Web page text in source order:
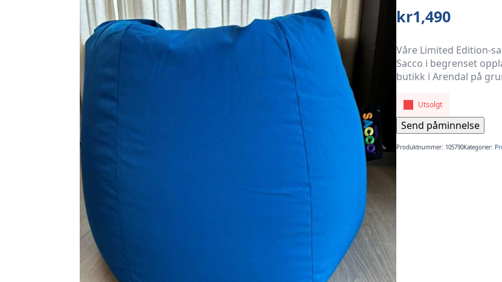
kr1,490
Våre Limited Edition-
Sacco i begrenset
butikk i Arendal på
Utsolgt
Send påminnelse
Produktnummer: 105790Kategorier: